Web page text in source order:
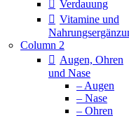
Verdauung
Vitamine und
Column 2
Augen, Ohren
und Nase
– Augen
– Nase
– Ohren